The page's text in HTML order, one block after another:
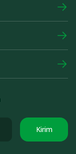
Kirim